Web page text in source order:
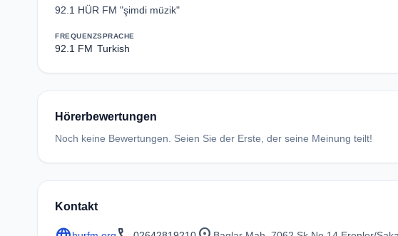
92.1 HÜR FM "şimdi müzik"
FREQUENZ
92.1 FM
SPRACHE
Turkish
Hörerbewertungen
Noch keine Bewertungen. Seien Sie der Erste, der seine Meinung teilt!
Kontakt